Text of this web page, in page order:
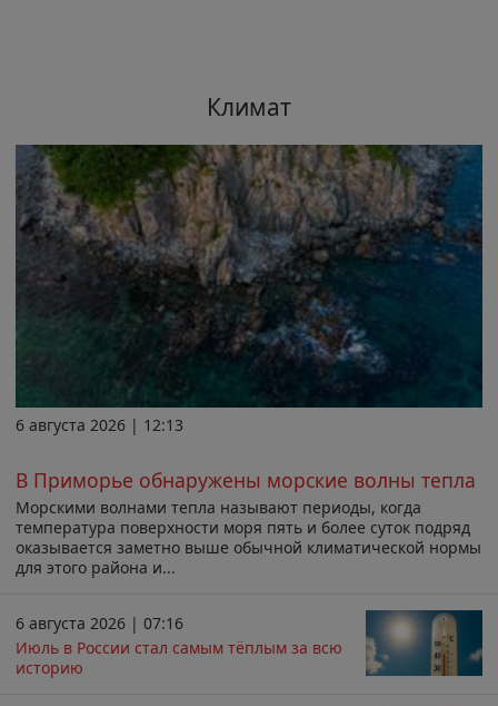
Климат
6 августа 2026 | 12:13
В Приморье обнаружены морские волны тепла
Морскими волнами тепла называют периоды, когда
температура поверхности моря пять и более суток подряд
оказывается заметно выше обычной климатической нормы
для этого района и...
6 августа 2026 | 07:16
Июль в России стал самым тёплым за всю
историю